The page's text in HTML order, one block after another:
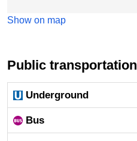
Show on map
Public transportation
Underground
Bus